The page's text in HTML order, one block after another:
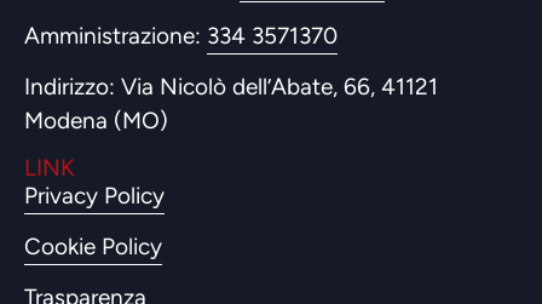
Amministrazione: 334 3571370
Indirizzo: Via Nicolò dell’Abate, 66, 41121
Modena (MO)
LINK
Privacy Policy
Cookie Policy
Trasparenza